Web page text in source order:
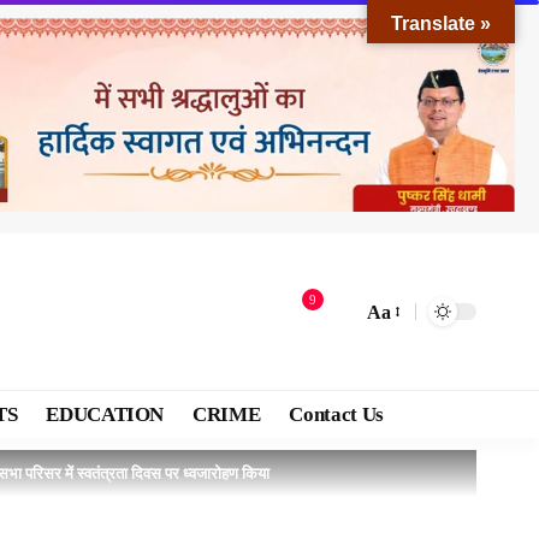
9
Aa
EDUCATION CRIME Contact Us
परिसर में स्वतंत्रता दिवस पर ध्वजारोहण किया
Translate »